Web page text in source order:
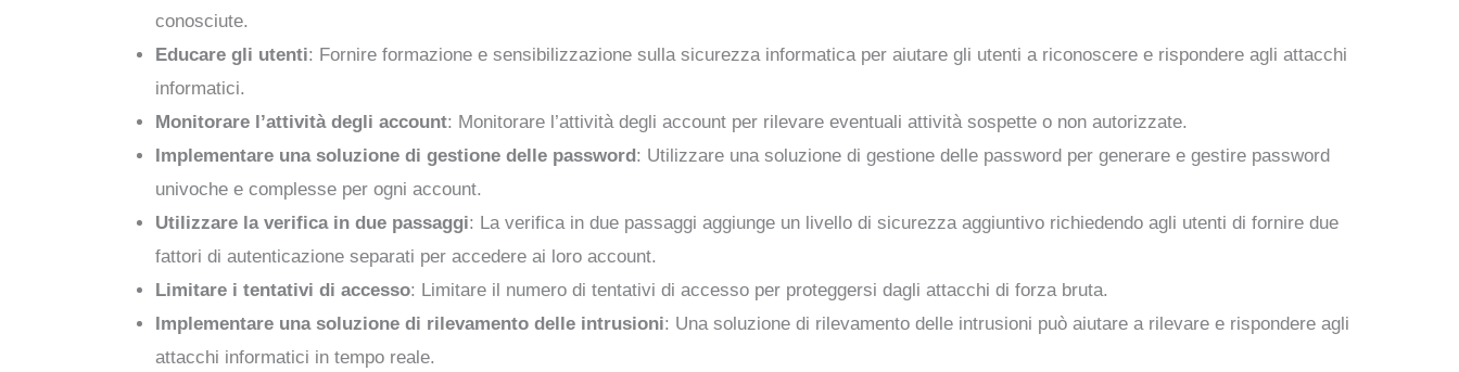
conosciute.
Educare gli utenti: Fornire formazione e sensibilizzazione sulla sicurezza informatica per aiutare gli utenti a riconoscere e rispondere agli attacchi
informatici.
Monitorare l’attività degli account: Monitorare l’attività degli account per rilevare eventuali attività sospette o non autorizzate.
Implementare una soluzione di gestione delle password : Utilizzare una soluzione di gestione delle password per generare e gestire password
univoche e complesse per ogni account.
Utilizzare la verifica in due passaggi: La verifica in due passaggi aggiunge un livello di sicurezza aggiuntivo richiedendo agli utenti di fornire due
fattori di autenticazione separati per accedere ai loro account.
Limitare i tentativi di accesso: Limitare il numero di tentativi di accesso per proteggersi dagli attacchi di forza bruta.
Implementare una soluzione di rilevamento delle intrusioni: Una soluzione di rilevamento delle intrusioni può aiutare a rilevare e rispondere agli
attacchi informatici in tempo reale.